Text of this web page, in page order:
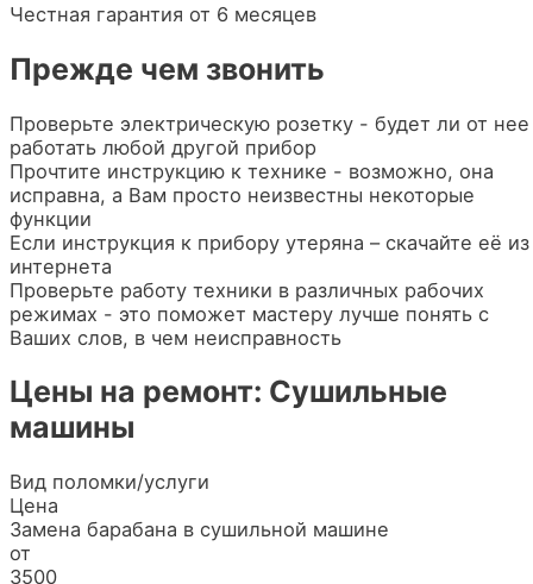
Честная гарантия от 6 месяцев
Прежде чем звонить
Проверьте электрическую розетку - будет ли от нее
работать любой другой прибор
Прочтите инструкцию к технике - возможно, она
исправна, а Вам просто неизвестны некоторые
функции
Если инструкция к прибору утеряна – скачайте её из
интернета
Проверьте работу техники в различных рабочих
режимах - это поможет мастеру лучше понять с
Ваших слов, в чем неисправность
Цены на ремонт: Сушильные
машины
Вид поломки/услуги
Цена
Замена барабана в сушильной машине
от
3500